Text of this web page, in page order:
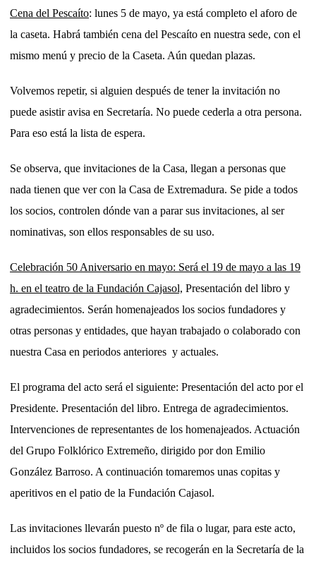
Cena del Pescaíto: lunes 5 de mayo, ya está completo el aforo de
la caseta. Habrá también cena del Pescaíto en nuestra sede, con el
mismo menú y precio de la Caseta. Aún quedan plazas.
Volvemos repetir, si alguien después de tener la invitación no
puede asistir avisa en Secretaría. No puede cederla a otra persona.
Para eso está la lista de espera.
Se observa, que invitaciones de la Casa, llegan a personas que
nada tienen que ver con la Casa de Extremadura. Se pide a todos
los socios, controlen dónde van a parar sus invitaciones, al ser
nominativas, son ellos responsables de su uso.
Celebración 50 Aniversario en mayo: Será el 19 de mayo a las 19
h. en el teatro de la Fundación Cajasol, Presentación del libro y
agradecimientos. Serán homenajeados los socios fundadores y
otras personas y entidades, que hayan trabajado o colaborado con
nuestra Casa en periodos anteriores y actuales.
El programa del acto será el siguiente: Presentación del acto por el
Presidente. Presentación del libro. Entrega de agradecimientos.
Intervenciones de representantes de los homenajeados. Actuación
del Grupo Folklórico Extremeño, dirigido por don Emilio
González Barroso. A continuación tomaremos unas copitas y
aperitivos en el patio de la Fundación Cajasol.
Las invitaciones llevarán puesto nº de fila o lugar, para este acto,
incluidos los socios fundadores, se recogerán en la Secretaría de la